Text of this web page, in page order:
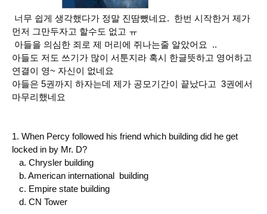
너무 쉽게 생각했다가 정말 진땀뺐네요. 한번 시작한거 제가
먼저 그만두자고 할수도 없고 ㅠ
아들을 의심한 죄로 제 머리에 쥐나는줄 알았어요 ..
아들도 저도 쓰기가 많이 서툰지라 혹시 한글뜻하고 영어하고
연결이 영~ 자신이 없네요
아들은 5권까지 하자는데 제가 공모기간이 끝났다고 3권에서
마무리했네요
1. When Percy followed his friend which building did he get
locked in by Mr. D?
a. Chrysler building
b. American international building
c. Empire state building
d. CN Tower